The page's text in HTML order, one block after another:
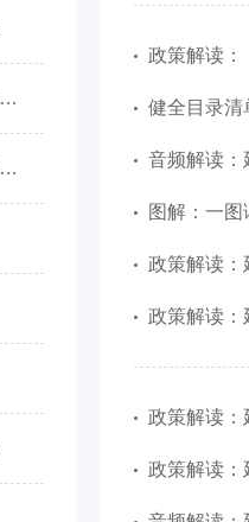
政策解读：
健全目录
音频解读：
图解：一
政策解读：
政策解读：
政策解读：
政策解读：